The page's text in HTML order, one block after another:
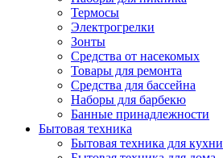
Термосы
Электрогрелки
Зонты
Средства от насекомых
Товары для ремонта
Средства для бассейна
Наборы для барбекю
Банные принадлежности
Бытовая техника
Бытовая техника для кухни